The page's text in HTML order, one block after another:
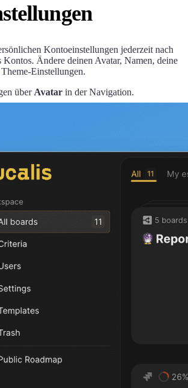
Kontoeinstellungen jederzeit nach
Kontos. Ändere deinen Avatar, Namen, deine
Einstellungen.
über Avatar in der Navigation.